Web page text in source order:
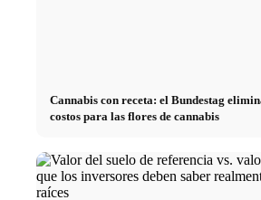
Cannabis con receta: el Bundestag
costos para las flores de cannabis